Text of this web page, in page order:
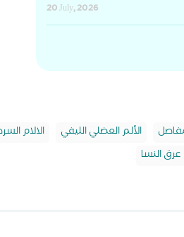
20 July, 2026
الألم العضلي الليفي الالام
عرق النسا